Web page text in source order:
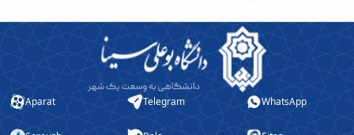
Aparat Telegram WhatsApp